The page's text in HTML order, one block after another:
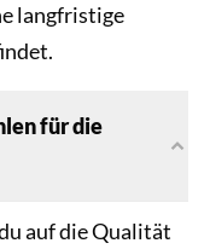
langfristige
für die
auf die Qualität